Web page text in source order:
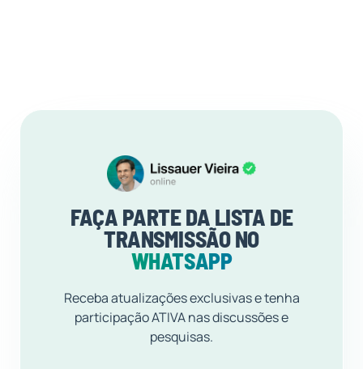
FAÇA PARTE DA LISTA DE
TRANSMISSÃO NO
WHATSAPP
Receba atualizações exclusivas e tenha
participação ATIVA nas discussões e
pesquisas.